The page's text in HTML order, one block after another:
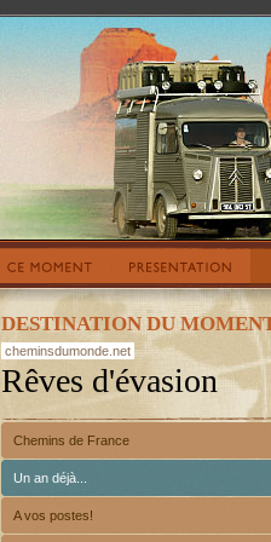
DESTINATION DU
cheminsdumonde.net
Rêves d'évasion
Chemins de France
Un an déjà...
A vos postes!